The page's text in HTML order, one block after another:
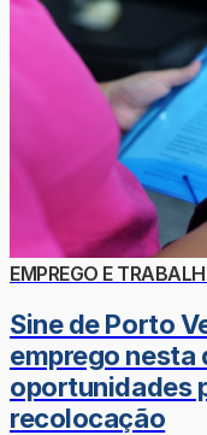
EMPREGO E
Sine de Porto
emprego nesta
oportunidades
recolocação